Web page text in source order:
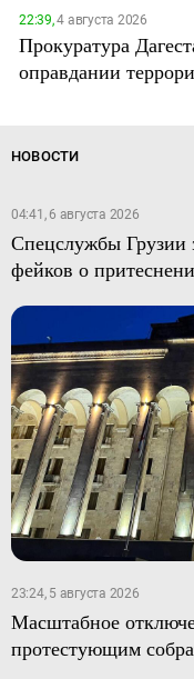
22:39,4 августа 2026
Прокуратура
оправдании
НОВОСТИ
04:41, 6 августа 2026
Спецслужбы Грузии
фейков о
23:24, 5 августа 2026
Масштабное
протестующим